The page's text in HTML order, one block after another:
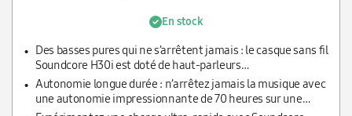
En stock
Des basses pures qui ne s’arrêtent jamais : le casque sans fil
Soundcore H30i est doté de haut-parleurs
surdimensionnés de 40 mm pour offrir un son puissant et
constant, ainsi que des basses pures améliorées, pour
donner vie à votre musique.
Autonomie longue durée : n’arrêtez jamais la musique avec
une autonomie impressionnante de 70 heures sur une